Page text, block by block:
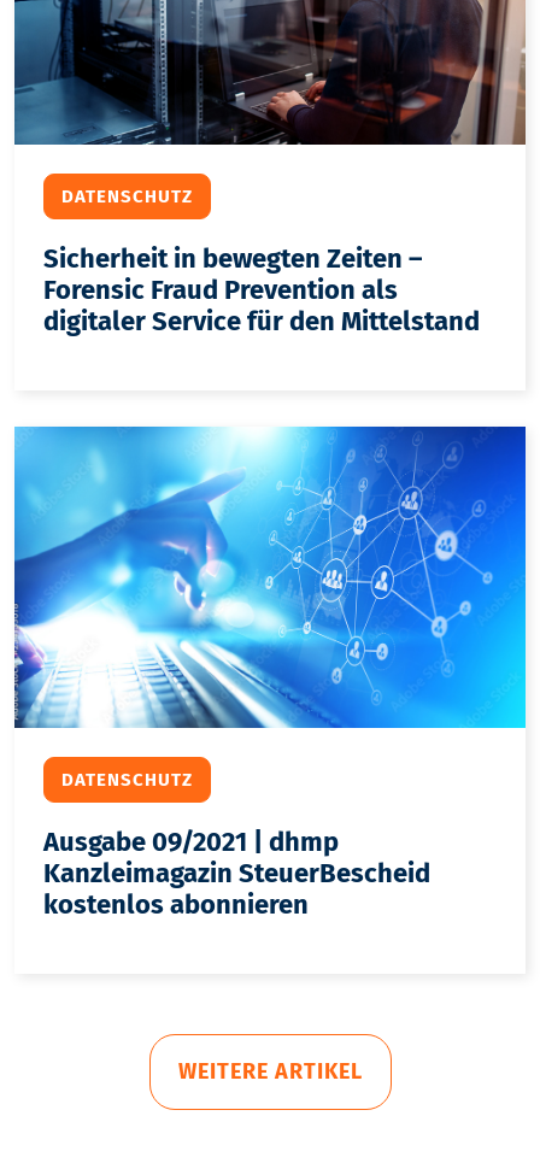
DATENSCHUTZ
Sicherheit in bewegten Zeiten –
Forensic Fraud Prevention als
digitaler Service für den Mittelstand
DATENSCHUTZ
Ausgabe 09/2021 | dhmp
Kanzleimagazin SteuerBescheid
kostenlos abonnieren
WEITERE ARTIKEL